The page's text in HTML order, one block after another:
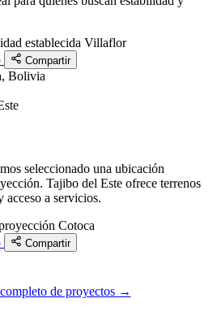
establecida Villaflor
Compartir
seleccionado una ubicación
Tajibo del Este ofrece terrenos
acceso a servicios.
Cotoca
Compartir
de proyectos →